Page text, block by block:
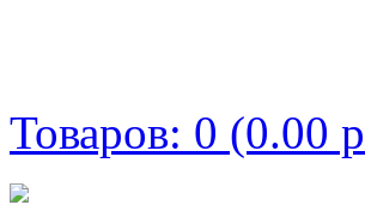
Товаров: 0 (0.00